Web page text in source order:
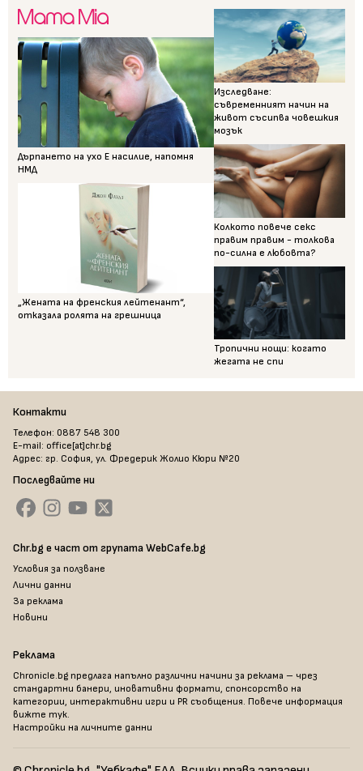
Дърпането на ухо Е насилие, напомня
НМД
„Жената на френския лейтенант“,
отказала ролята на грешница
Изследване:
съвременният начин на
живот съсипва човешкия
мозък
Колкото повече секс
правим правим - толкова
по-силна е любовта?
Тропични нощи: когато
жегата не спи
Контакти
Телефон: 0887 548 300
E-mail: office[at]chr.bg
Адрес: гр. София, ул. Фредерик Жолио Кюри №20
Последвайте ни
Chr.bg е част от групата WebCafe.bg
Условия за ползване
Лични данни
За реклама
Новини
Реклама
Chronicle.bg предлага напълно различни начини за реклама – чрез
стандартни банери, иновативни формати, спонсорство на
категории, интерактивни игри и PR съобщения. Повече информация
вижте тук.
Настройки на личните данни